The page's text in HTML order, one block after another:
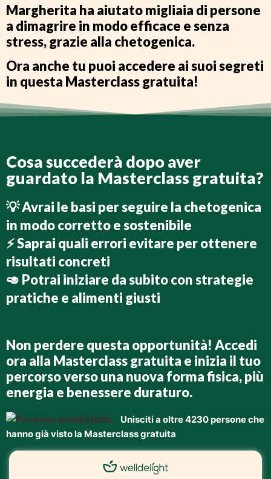
Margherita ha aiutato migliaia di persone
a dimagrire in modo efficace e senza
stress, grazie alla chetogenica.
Ora anche tu puoi accedere ai suoi segreti
in questa Masterclass gratuita!
Cosa succederà dopo aver
guardato la Masterclass gratuita?
💡 Avrai le basi perseguire la chetogenica
in modo corretto e sostenibile
⚡ Saprai quali errori evitare per ottenere
risultati concreti
🥑 Potrai iniziare da subito constrategie
pratiche e alimenti giusti
Non perdere questa opportunità! Accedi
ora alla Masterclass gratuita e inizia il tuo
percorso verso una nuova forma fisica, più
energia e benessere duraturo.
Unisciti a oltre 4230 persone che
hanno già visto la Masterclass gratuita